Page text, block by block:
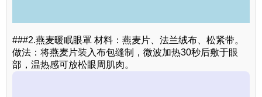
###2.燕麦暖眠眼罩 材料：燕麦片、法兰绒布、松紧带。
做法：将燕麦片装入布包缝制，微波加热30秒后敷于眼
部，温热感可放松眼周肌肉。